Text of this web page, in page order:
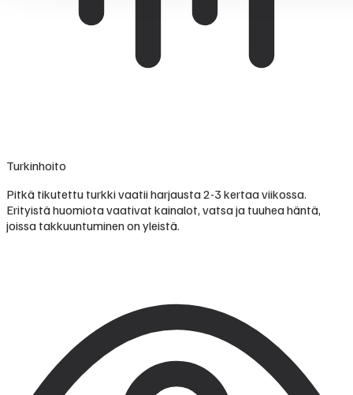
Turkinhoito
Pitkä tikutettu turkki vaatii harjausta 2-3 kertaa viikossa.
Erityistä huomiota vaativat kainalot, vatsa ja tuuhea häntä,
joissa takkuuntuminen on yleistä.